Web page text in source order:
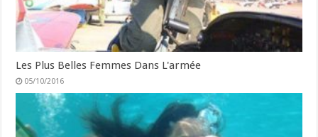
Les Plus Belles Femmes Dans L'armée
05/10/2016